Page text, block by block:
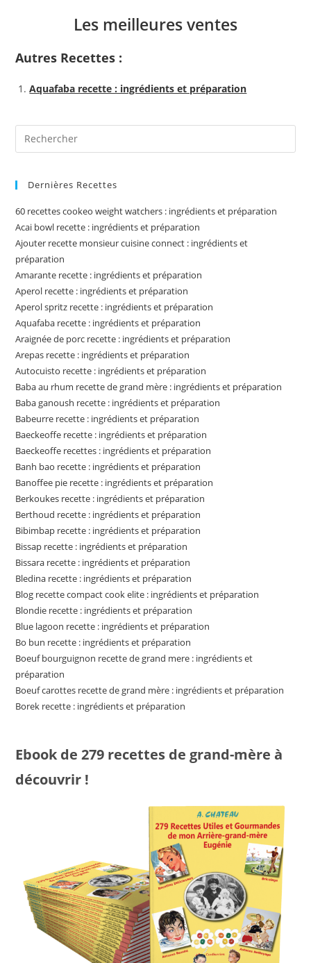
Les meilleures ventes
Autres Recettes :
Aquafaba recette : ingrédients et préparation
Dernières Recettes
60 recettes cookeo weight watchers : ingrédients et préparation
Acai bowl recette : ingrédients et préparation
Ajouter recette monsieur cuisine connect : ingrédients et
préparation
Amarante recette : ingrédients et préparation
Aperol recette : ingrédients et préparation
Aperol spritz recette : ingrédients et préparation
Aquafaba recette : ingrédients et préparation
Araignée de porc recette : ingrédients et préparation
Arepas recette : ingrédients et préparation
Autocuisto recette : ingrédients et préparation
Baba au rhum recette de grand mère : ingrédients et préparation
Baba ganoush recette : ingrédients et préparation
Babeurre recette : ingrédients et préparation
Baeckeoffe recette : ingrédients et préparation
Baeckeoffe recettes : ingrédients et préparation
Banh bao recette : ingrédients et préparation
Banoffee pie recette : ingrédients et préparation
Berkoukes recette : ingrédients et préparation
Berthoud recette : ingrédients et préparation
Bibimbap recette : ingrédients et préparation
Bissap recette : ingrédients et préparation
Bissara recette : ingrédients et préparation
Bledina recette : ingrédients et préparation
Blog recette compact cook elite : ingrédients et préparation
Blondie recette : ingrédients et préparation
Blue lagoon recette : ingrédients et préparation
Bo bun recette : ingrédients et préparation
Boeuf bourguignon recette de grand mere : ingrédients et
préparation
Boeuf carottes recette de grand mère : ingrédients et préparation
Borek recette : ingrédients et préparation
Ebook de 279 recettes de grand-mère à
découvrir !